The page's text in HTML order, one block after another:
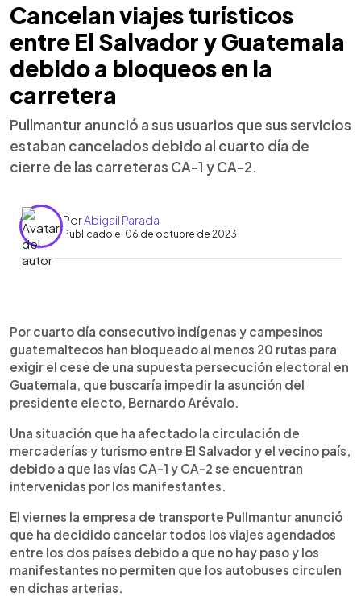
Cancelan viajes turísticos
entre El Salvador y Guatemala
debido a bloqueos en la
carretera
Pullmantur anunció a sus usuarios que sus servicios
estaban cancelados debido al cuarto día de
cierre de las carreteras CA-1 y CA-2.
PorAbigail Parada
Publicado el 06 de octubre de 2023
Escuchar artículo
Por cuarto día consecutivo indígenas y campesinos
guatemaltecos han bloqueado al menos 20 rutas para
exigir el cese de una supuesta persecución electoral en
Guatemala, que buscaría impedir la asunción del
presidente electo, Bernardo Arévalo.
Una situación que ha afectado la circulación de
mercaderías y turismo entre El Salvador y el vecino país,
debido a que las vías CA-1 y CA-2 se encuentran
intervenidas por los manifestantes.
El viernes la empresa de transporte Pullmantur anunció
que ha decidido cancelar todos los viajes agendados
entre los dos países debido a que no hay paso y los
manifestantes no permiten que los autobuses circulen
en dichas arterias.